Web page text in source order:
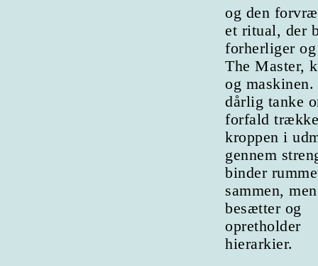
og den
et ritual, der
forherliger
The Master,
og maskinen.
dårlig tanke
forfald
kroppen i
gennem
binder
sammen,
besætter og
opretholder
hierarkier.